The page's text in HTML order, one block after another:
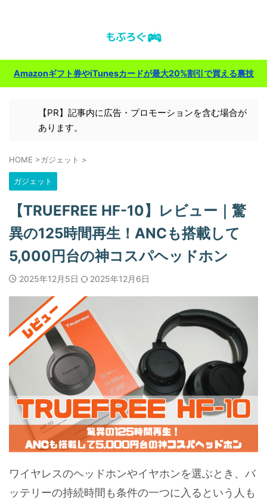
Amazonギフト券やiTunesカードが最大20%割引で買える裏技
【PR】記事内に広告・プロモーションを含む場合が
あります。
HOME >ガジェット >
ガジェット
【TRUEFREE HF-10】レビュー｜驚
異の125時間再生！ANCも搭載して
5,000円台の神コスパヘッドホン
2025年12月5日 2025年12月6日
ワイヤレスのヘッドホンやイヤホンを選ぶとき、バ
ッテリーの持続時間も条件の一つに入るという人も